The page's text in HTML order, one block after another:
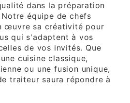
dans la préparation
équipe de chefs
œuvre sa créativité pour
qui s'adaptent à vos
de vos invités. Que
cuisine classique,
ou une fusion unique,
traiteur saura répondre à